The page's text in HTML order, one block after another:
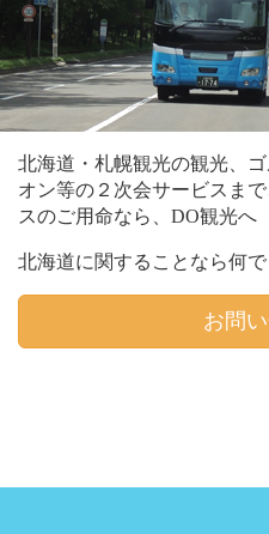
北海道・札幌観光の観光、
オン等の２次会サービスま
スのご用命なら、DO観光へ
北海道に関することなら何
お問